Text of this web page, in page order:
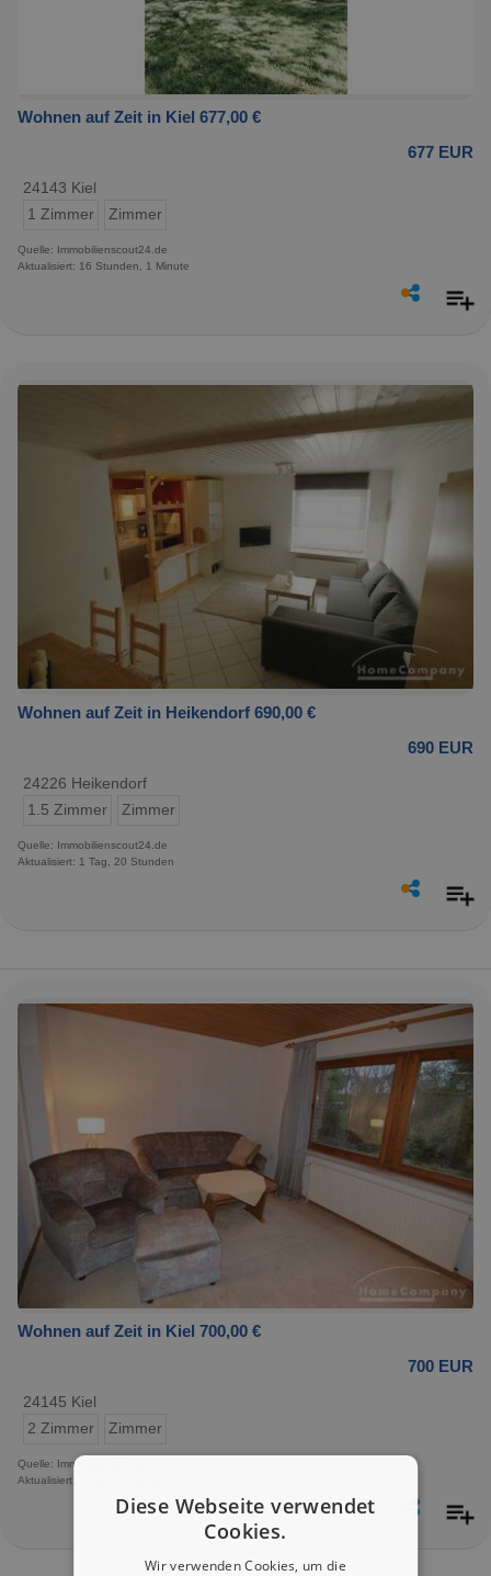
Wohnen auf Zeit in Kiel 677,00 €
677 EUR
24143 Kiel
1 Zimmer
Zimmer
Quelle: Immobilienscout24.de
Aktualisiert: 16 Stunden, 1 Minute
Wohnen auf Zeit in Heikendorf 690,00 €
690 EUR
24226 Heikendorf
1.5 Zimmer
Zimmer
Quelle: Immobilienscout24.de
Aktualisiert: 1 Tag, 20 Stunden
Wohnen auf Zeit in Kiel 700,00 €
700 EUR
24145 Kiel
2 Zimmer
Zimmer
Quelle: Immobilienscout24.de
Aktualisiert: 1 Tag, 20 Stunden
Diese Webseite verwendet
Cookies.
Wir verwenden Cookies, um die